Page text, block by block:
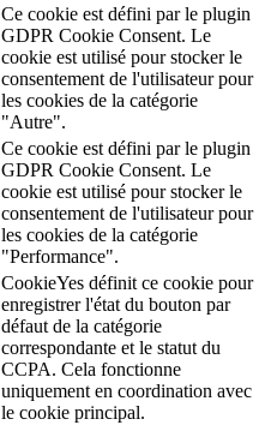
Ce cookie est défini par le plugin
GDPR Cookie Consent. Le
cookie est utilisé pour stocker le
consentement de l'utilisateur pour
les cookies de la catégorie
"Autre".
Ce cookie est défini par le plugin
GDPR Cookie Consent. Le
cookie est utilisé pour stocker le
consentement de l'utilisateur pour
les cookies de la catégorie
"Performance".
CookieYes définit ce cookie pour
enregistrer l'état du bouton par
défaut de la catégorie
correspondante et le statut du
CCPA. Cela fonctionne
uniquement en coordination avec
le cookie principal.